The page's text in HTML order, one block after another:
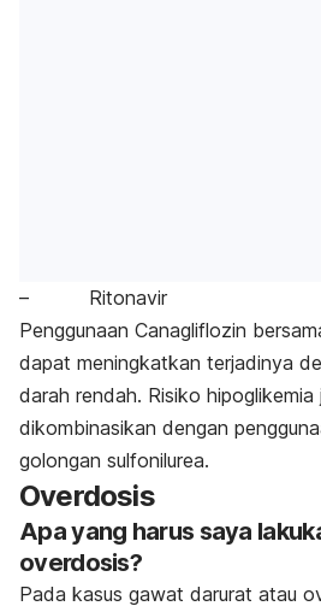
– Ritonavir
Penggunaan Canagliflozin
dapat meningkatkan terjadinya
darah rendah. Risiko
dikombinasikan dengan
golongan sulfonilurea.
Overdosis
Apa yang harus saya
overdosis?
Pada kasus gawat darurat atau